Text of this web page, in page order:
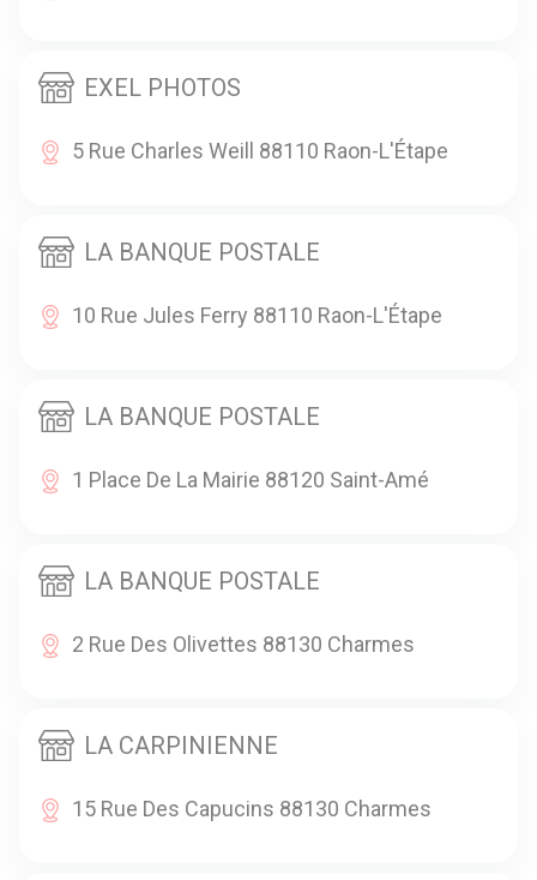
EXEL PHOTOS
5 Rue Charles Weill 88110 Raon-L'Étape
LA BANQUE POSTALE
10 Rue Jules Ferry 88110 Raon-L'Étape
LA BANQUE POSTALE
1 Place De La Mairie 88120 Saint-Amé
LA BANQUE POSTALE
2 Rue Des Olivettes 88130 Charmes
LA CARPINIENNE
15 Rue Des Capucins 88130 Charmes